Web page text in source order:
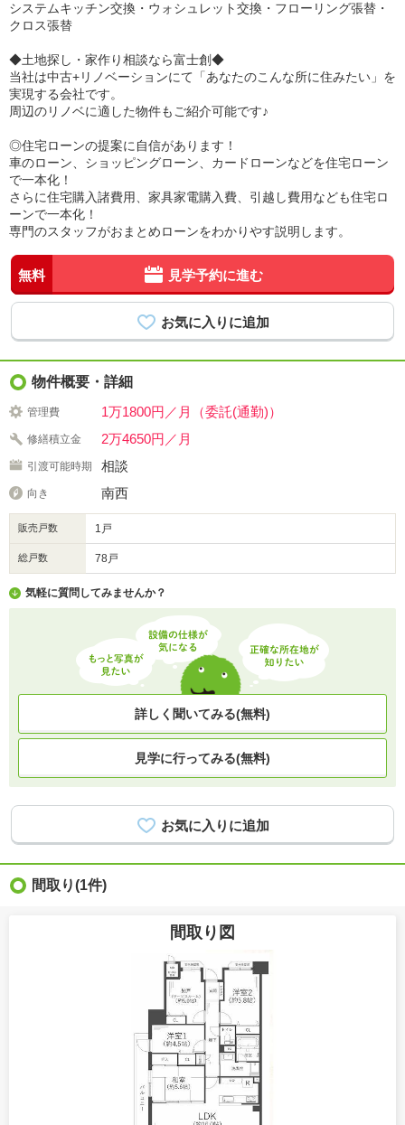
システムキッチン交換・ウォシュレット交換・フローリング張替・
クロス張替
◆土地探し・家作り相談なら富士創◆
当社は中古+リノベーションにて「あなたのこんな所に住みたい」を
実現する会社です。
周辺のリノベに適した物件もご紹介可能です♪
◎住宅ローンの提案に自信があります！
車のローン、ショッピングローン、カードローンなどを住宅ローン
で一本化！
さらに住宅購入諸費用、家具家電購入費、引越し費用なども住宅ロ
ーンで一本化！
専門のスタッフがおまとめローンをわかりやす説明します。
無料 見学予約に進む
物件概要・詳細
管理費 1万1800円／月（委託(通勤)）
修繕積立金 2万4650円／月
引渡可能時期 相談
向き 南西
販売戸数 1戸
総戸数 78戸
気軽に質問してみませんか？
詳しく聞いてみる(無料)
見学に行ってみる(無料)
間取り(1件)
間取り図